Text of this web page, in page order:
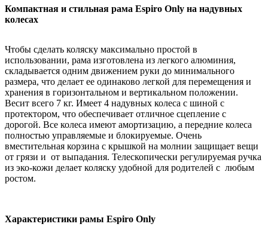
Компактная и стильная рама Espiro Only на надувных
колесах
Чтобы сделать коляску максимально простой в
использовании, рама изготовлена из легкого алюминия,
складывается одним движением руки до минимального
размера, что делает ее одинаково легкой для перемещения и
хранения в горизонтальном и вертикальном положении.
Весит всего 7 кг. Имеет 4 надувных колеса с шиной с
протектором, что обеспечивает отличное сцепление с
дорогой. Все колеса имеют амортизацию, а передние колеса
полностью управляемые и блокируемые. Очень
вместительная корзина с крышкой на молнии защищает вещи
от грязи и от выпадания. Телескопически регулируемая ручка
из эко-кожи делает коляску удобной для родителей с любым
ростом.
Характеристики рамы Espiro Only